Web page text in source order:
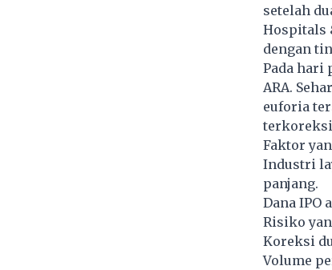
setelah
Hospitals
dengan
Pada hari
ARA.
euforia
terkoreksi
Faktor
Industri
panjang.
Dana IPO
Risiko
Koreksi
Volume